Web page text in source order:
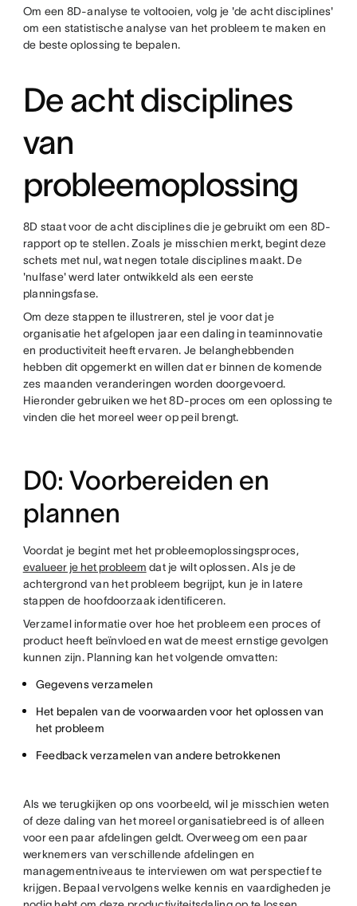
Om een 8D-analyse te voltooien, volg je 'de acht disciplines'
om een statistische analyse van het probleem te maken en
de beste oplossing te bepalen.
De acht disciplines
van
probleemoplossing
8D staat voor de acht disciplines die je gebruikt om een 8D-
rapport op te stellen. Zoals je misschien merkt, begint deze
schets met nul, wat negen totale disciplines maakt. De
'nulfase' werd later ontwikkeld als een eerste
planningsfase.
Om deze stappen te illustreren, stel je voor dat je
organisatie het afgelopen jaar een daling in teaminnovatie
en productiviteit heeft ervaren. Je belanghebbenden
hebben dit opgemerkt en willen dat er binnen de komende
zes maanden veranderingen worden doorgevoerd.
Hieronder gebruiken we het 8D-proces om een oplossing te
vinden die het moreel weer op peil brengt.
D0: Voorbereiden en
plannen
Voordat je begint met het probleemoplossingsproces,
evalueer je het probleem dat je wilt oplossen. Als je de
achtergrond van het probleem begrijpt, kun je in latere
stappen de hoofdoorzaak identificeren.
Verzamel informatie over hoe het probleem een proces of
product heeft beïnvloed en wat de meest ernstige gevolgen
kunnen zijn. Planning kan het volgende omvatten:
Gegevens verzamelen
Het bepalen van de voorwaarden voor het oplossen van
het probleem
Feedback verzamelen van andere betrokkenen
Als we terugkijken op ons voorbeeld, wil je misschien weten
of deze daling van het moreel organisatiebreed is of alleen
voor een paar afdelingen geldt. Overweeg om een paar
werknemers van verschillende afdelingen en
managementniveaus te interviewen om wat perspectief te
krijgen. Bepaal vervolgens welke kennis en vaardigheden je